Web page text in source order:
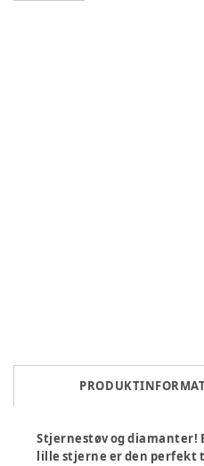
Stjernestøv og diamanter!
lille stjerne er den perfekt